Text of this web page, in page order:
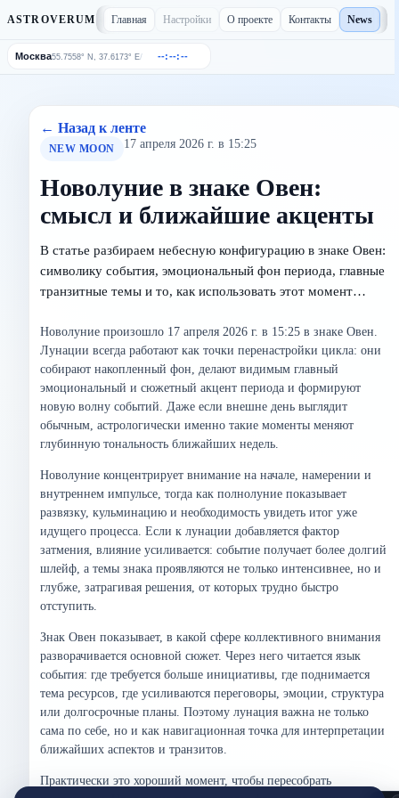
ASTROVERUM Главная Настройки О проекте Контакты News
Москва55.7558° N, 37.6173° E/ --:--:--
← Назад к ленте
NEW MOON 17 апреля 2026 г. в 15:25
Новолуние в знаке Овен:
смысл и ближайшие акценты
В статье разбираем небесную конфигурацию в знаке Овен:
символику события, эмоциональный фон периода, главные
транзитные темы и то, как использовать этот момент…
Новолуние произошло 17 апреля 2026 г. в 15:25 в знаке Овен.
Лунации всегда работают как точки перенастройки цикла: они
собирают накопленный фон, делают видимым главный
эмоциональный и сюжетный акцент периода и формируют
новую волну событий. Даже если внешне день выглядит
обычным, астрологически именно такие моменты меняют
глубинную тональность ближайших недель.
Новолуние концентрирует внимание на начале, намерении и
внутреннем импульсе, тогда как полнолуние показывает
развязку, кульминацию и необходимость увидеть итог уже
идущего процесса. Если к лунации добавляется фактор
затмения, влияние усиливается: событие получает более долгий
шлейф, а темы знака проявляются не только интенсивнее, но и
глубже, затрагивая решения, от которых трудно быстро
отступить.
Знак Овен показывает, в какой сфере коллективного внимания
разворачивается основной сюжет. Через него читается язык
события: где требуется больше инициативы, где поднимается
тема ресурсов, где усиливаются переговоры, эмоции, структура
или долгосрочные планы. Поэтому лунация важна не только
сама по себе, но и как навигационная точка для интерпретации
ближайших аспектов и транзитов.
Практически это хороший момент, чтобы пересобрать